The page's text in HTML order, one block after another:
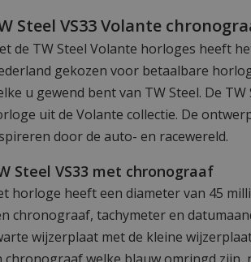
Steel VS33 Volante
de TW Steel Volante horloges heeft
gekozen voor betaalbare
u gewend bent van TW Steel. De
uit de Volante collectie. De
door de auto- en racewereld.
Steel VS33 met chronograaf
horloge heeft een diameter van 45
chronograaf, tachymeter en
wijzerplaat met de kleine